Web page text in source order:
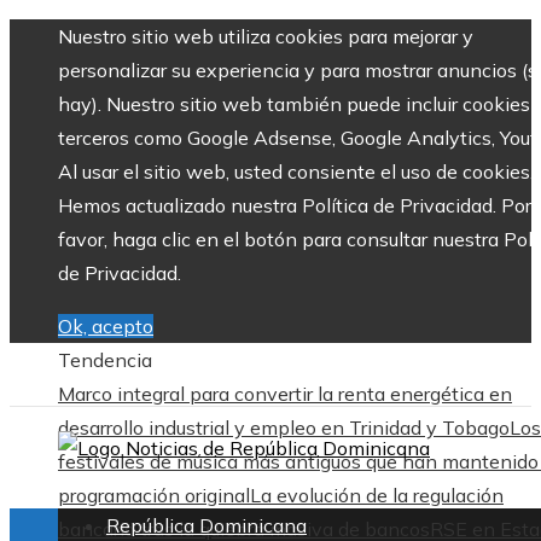
Nuestro sitio web utiliza cookies para mejorar y
personalizar su experiencia y para mostrar anuncios
hay). Nuestro sitio web también puede incluir cookies
terceros como Google Adsense, Google Analytics,
Al usar el sitio web, usted consiente el uso de cookies.
Hemos actualizado nuestra Política de Privacidad. Por
favor, haga clic en el botón para consultar nuestra
de Privacidad.
Ok, acepto
Tendencia
Marco integral para convertir la renta energética en
desarrollo industrial y empleo en Trinidad y TobagoLos
festivales de música más antiguos que han mantenido
programación originalLa evolución de la regulación
bancaria tras la quiebra masiva de bancos
RSE en
República Dominicana